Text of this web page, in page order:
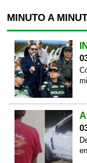
MINUTO A